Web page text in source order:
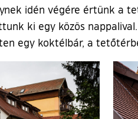
idén végére értünk a
ki egy közös
egy koktélbár, a